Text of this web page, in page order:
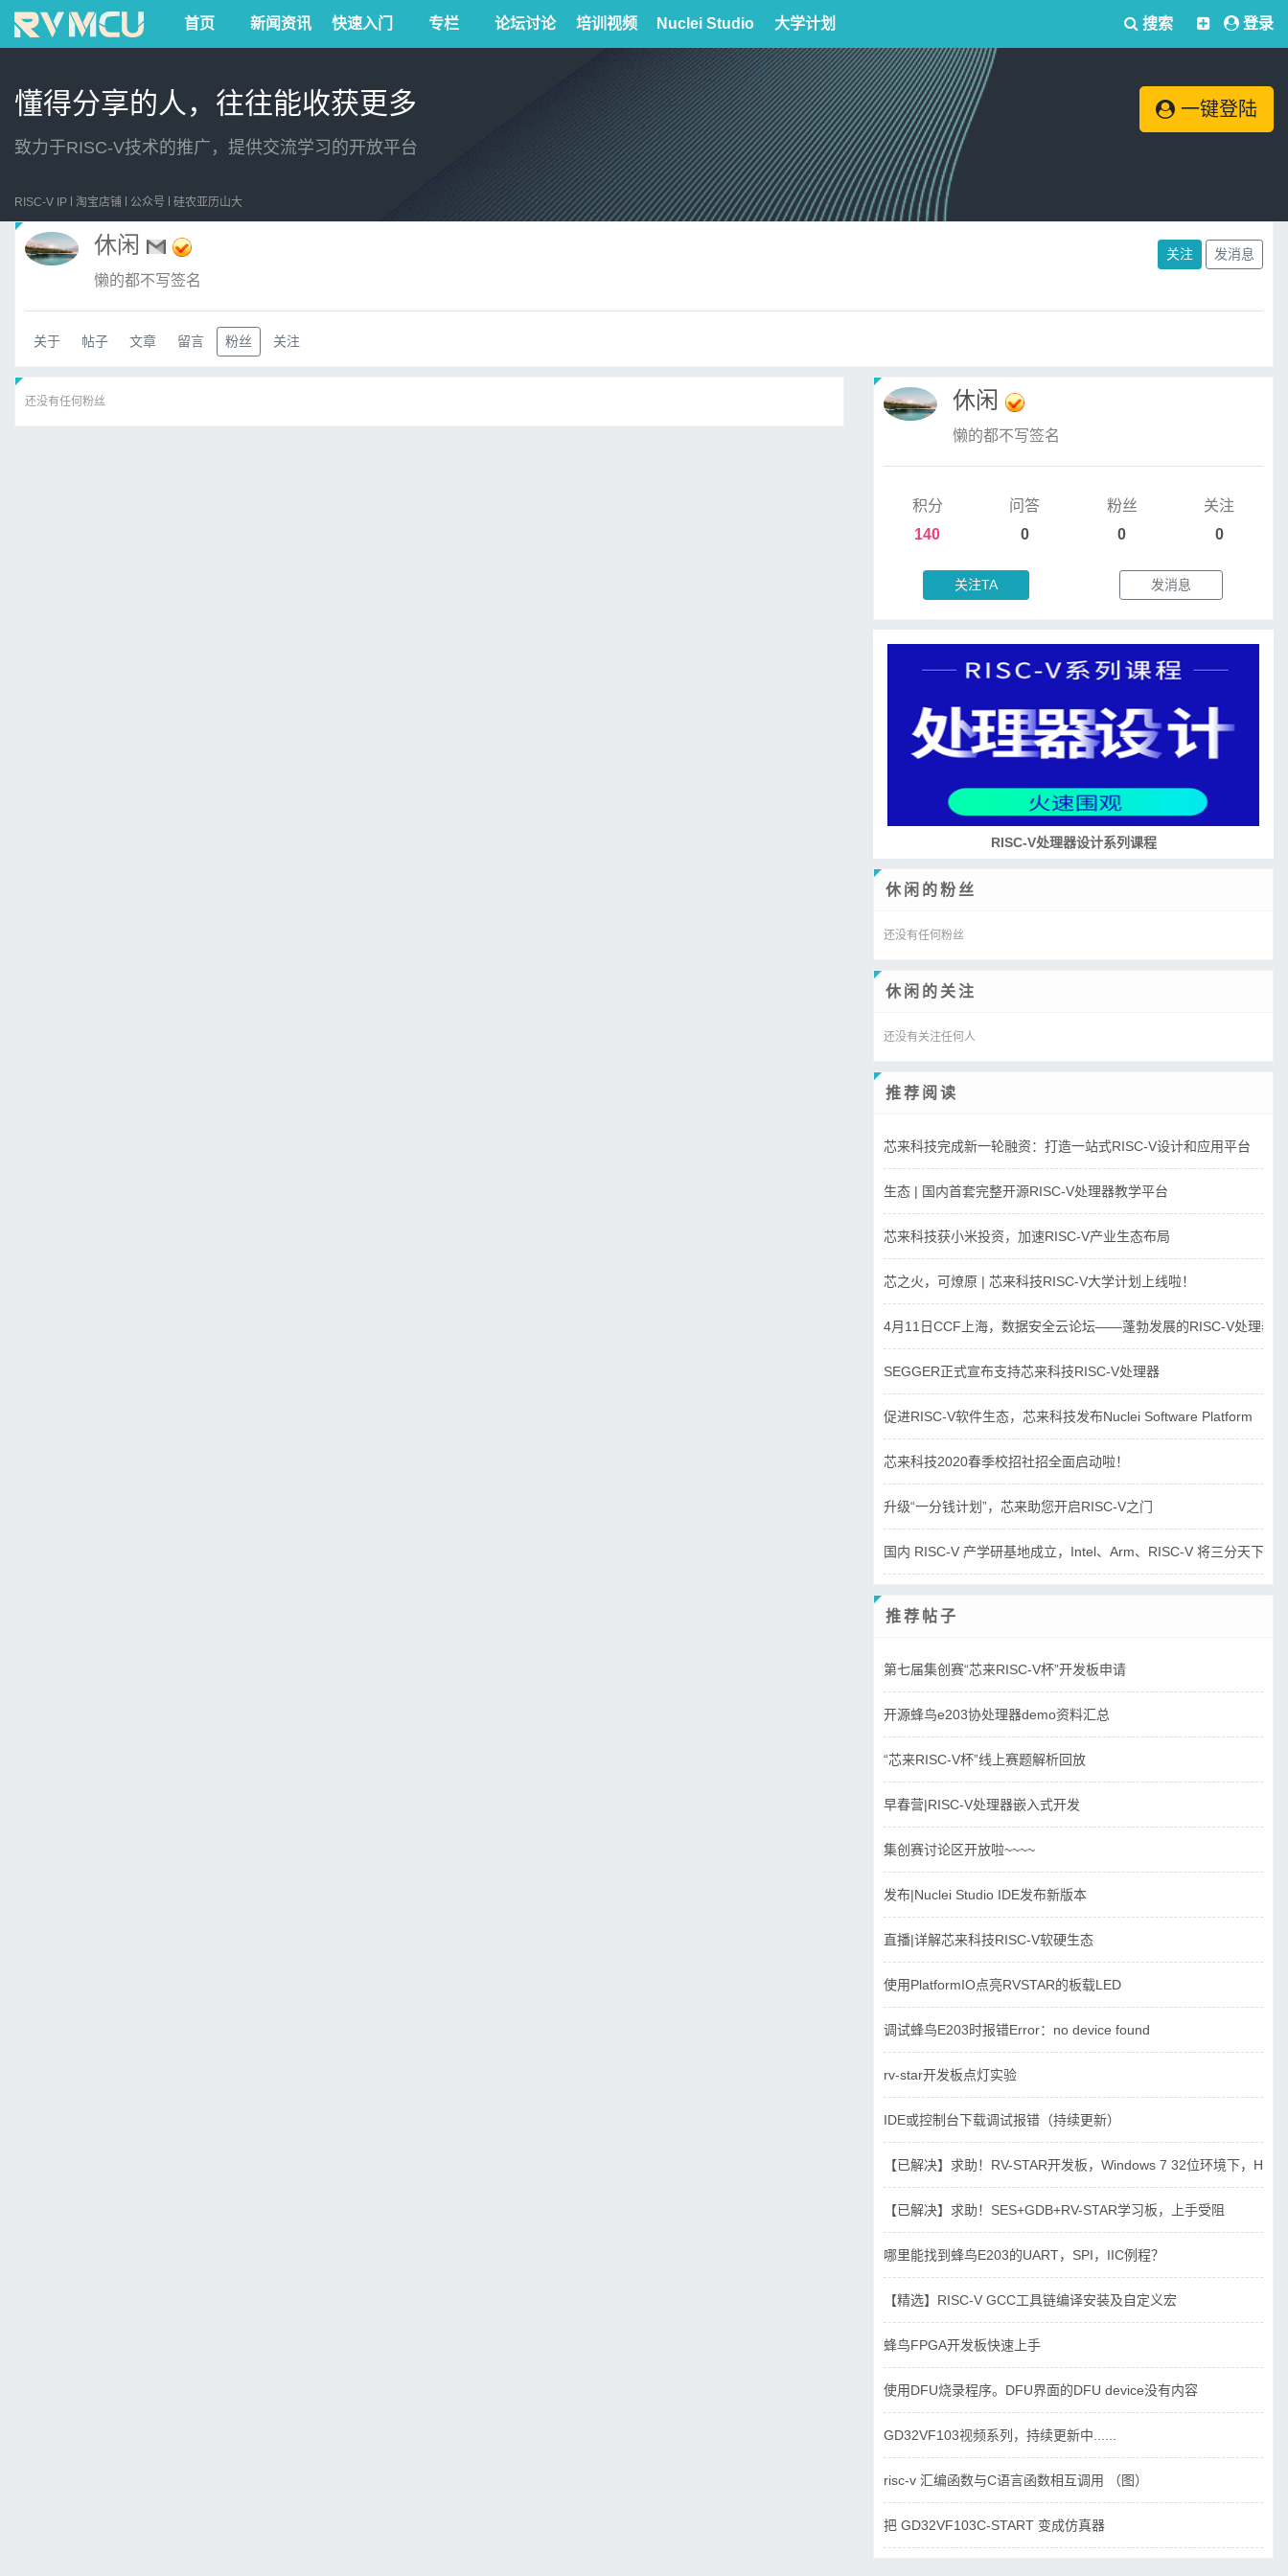
首页 新闻资讯 快速入门 专栏 论坛讨论 培训视频 Nuclei Studio 大学计划 搜索 登录
懂得分享的人，往往能收获更多
致力于RISC-V技术的推广，提供交流学习的开放平台
一键登陆
RISC-V IP 淘宝店铺 公众号 硅农亚历山大
休闲
懒的都不写签名
关注 发消息
关于 帖子 文章 留言 粉丝 关注
还没有任何粉丝 休闲
懒的都不写签名
积分
140
问答
0
粉丝
0
关注
0
关注TA 发消息
RISC-V处理器设计系列课程
休闲的粉丝
还没有任何粉丝
休闲的关注
还没有关注任何人
推荐阅读
芯来科技完成新一轮融资：打造一站式RISC-V设计和应用平台
生态 | 国内首套完整开源RISC-V处理器教学平台
芯来科技获小米投资，加速RISC-V产业生态布局
芯之火，可燎原 | 芯来科技RISC-V大学计划上线啦！
4月11日CCF上海，数据安全云论坛——蓬勃发展的RISC-V处理器
SEGGER正式宣布支持芯来科技RISC-V处理器
促进RISC-V软件生态，芯来科技发布Nuclei Software Platform
芯来科技2020春季校招社招全面启动啦！
升级“一分钱计划”，芯来助您开启RISC-V之门
国内 RISC-V 产学研基地成立，Intel、Arm、RISC-V 将三分天下？
推荐帖子
第七届集创赛“芯来RISC-V杯”开发板申请
开源蜂鸟e203协处理器demo资料汇总
“芯来RISC-V杯”线上赛题解析回放
早春营|RISC-V处理器嵌入式开发
集创赛讨论区开放啦~~~~
发布|Nuclei Studio IDE发布新版本
直播|详解芯来科技RISC-V软硬生态
使用PlatformIO点亮RVSTAR的板载LED
调试蜂鸟E203时报错Error：no device found
rv-star开发板点灯实验
IDE或控制台下载调试报错（持续更新）
【已解决】求助！RV-STAR开发板，Windows 7 32位环境下，
【已解决】求助！SES+GDB+RV-STAR学习板，上手受阻
哪里能找到蜂鸟E203的UART，SPI，IIC例程？
【精选】RISC-V GCC工具链编译安装及自定义宏
蜂鸟FPGA开发板快速上手
使用DFU烧录程序。DFU界面的DFU device没有内容
GD32VF103视频系列，持续更新中......
risc-v 汇编函数与C语言函数相互调用 （图）
把 GD32VF103C-START 变成仿真器